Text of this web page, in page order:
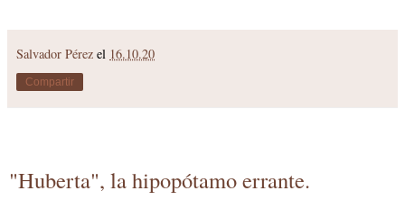
Salvador Pérez el 16.10.20
Compartir
"Huberta", la hipopótamo errante.